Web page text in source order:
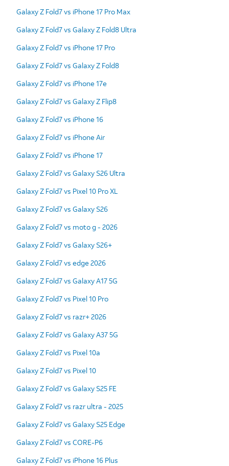
Galaxy Z Fold7 vs iPhone 17 Pro Max
Galaxy Z Fold7 vs Galaxy Z Fold8 Ultra
Galaxy Z Fold7 vs iPhone 17 Pro
Galaxy Z Fold7 vs Galaxy Z Fold8
Galaxy Z Fold7 vs iPhone 17e
Galaxy Z Fold7 vs Galaxy Z Flip8
Galaxy Z Fold7 vs iPhone 16
Galaxy Z Fold7 vs iPhone Air
Galaxy Z Fold7 vs iPhone 17
Galaxy Z Fold7 vs Galaxy S26 Ultra
Galaxy Z Fold7 vs Pixel 10 Pro XL
Galaxy Z Fold7 vs Galaxy S26
Galaxy Z Fold7 vs moto g - 2026
Galaxy Z Fold7 vs Galaxy S26+
Galaxy Z Fold7 vs edge 2026
Galaxy Z Fold7 vs Galaxy A17 5G
Galaxy Z Fold7 vs Pixel 10 Pro
Galaxy Z Fold7 vs razr+ 2026
Galaxy Z Fold7 vs Galaxy A37 5G
Galaxy Z Fold7 vs Pixel 10a
Galaxy Z Fold7 vs Pixel 10
Galaxy Z Fold7 vs Galaxy S25 FE
Galaxy Z Fold7 vs razr ultra - 2025
Galaxy Z Fold7 vs Galaxy S25 Edge
Galaxy Z Fold7 vs CORE-P6
Galaxy Z Fold7 vs iPhone 16 Plus